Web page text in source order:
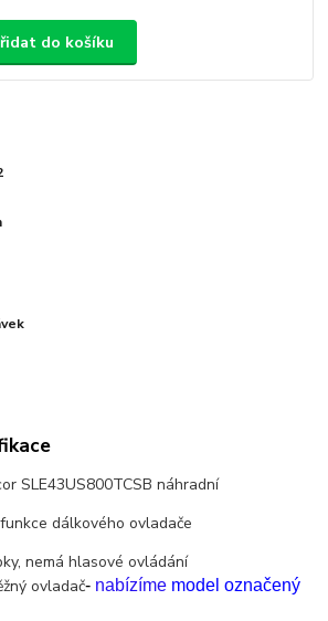
do košíku
SLE43US800TCSB náhradní
dálkového ovladače
nemá hlasové ovládání
ovladač- nabízíme model označený